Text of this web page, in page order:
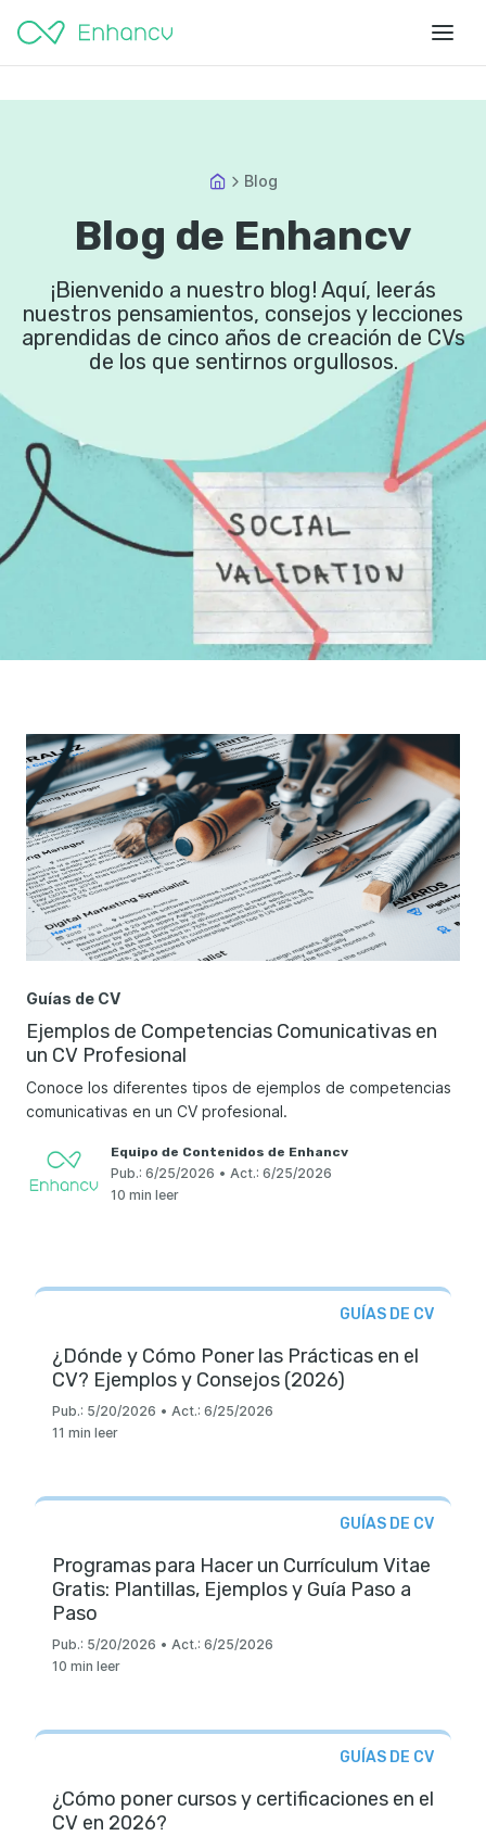
Blog
Blog de Enhancv
¡Bienvenido a nuestro blog! Aquí, leerás
nuestros pensamientos, consejos y lecciones
aprendidas de cinco años de creación de CVs
de los que sentirnos orgullosos.
Guías de CV
Ejemplos de Competencias Comunicativas en
un CV Profesional
Conoce los diferentes tipos de ejemplos de competencias
comunicativas en un CV profesional.
Equipo de Contenidos de Enhancv
Pub.: 6/25/2026 • Act.: 6/25/2026
10 min leer
GUÍAS DE CV
¿Dónde y Cómo Poner las Prácticas en el
CV? Ejemplos y Consejos (2026)
Pub.: 5/20/2026 • Act.: 6/25/2026
11 min leer
GUÍAS DE CV
Programas para Hacer un Currículum Vitae
Gratis: Plantillas, Ejemplos y Guía Paso a
Paso
Pub.: 5/20/2026 • Act.: 6/25/2026
10 min leer
GUÍAS DE CV
¿Cómo poner cursos y certificaciones en el
CV en 2026?